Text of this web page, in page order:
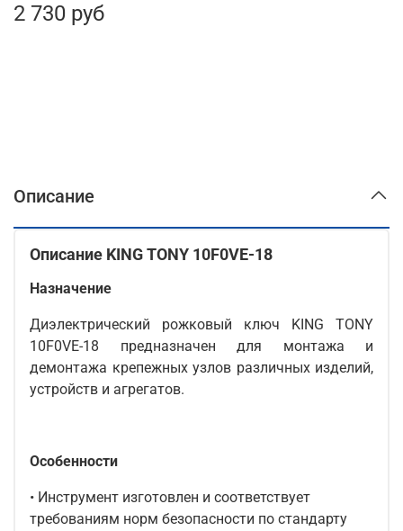
2 730 руб
Описание
Описание KING TONY 10F0VE-18
Назначение
Диэлектрический рожковый ключ KING TONY
10F0VE-18 предназначен для монтажа и
демонтажа крепежных узлов различных изделий,
устройств и агрегатов.
Особенности
• Инструмент изготовлен и соответствует
требованиям норм безопасности по стандарту